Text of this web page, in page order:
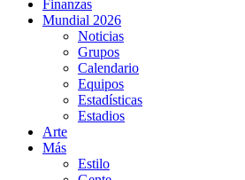
Finanzas
Mundial 2026
Noticias
Grupos
Calendario
Equipos
Estadísticas
Estadios
Arte
Más
Estilo